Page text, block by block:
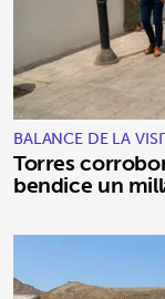
BALANCE DE LA
Torres
bendice un